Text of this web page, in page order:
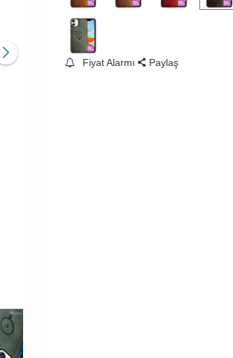
Fiyat Alarmı Paylaş